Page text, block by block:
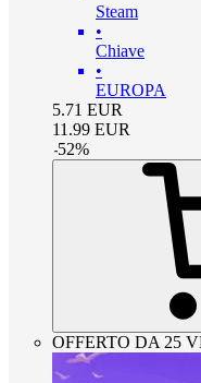
Steam
•
Chiave
•
EUROPA
5.71 EUR
11.99 EUR
-52%
OFFERTO DA 25